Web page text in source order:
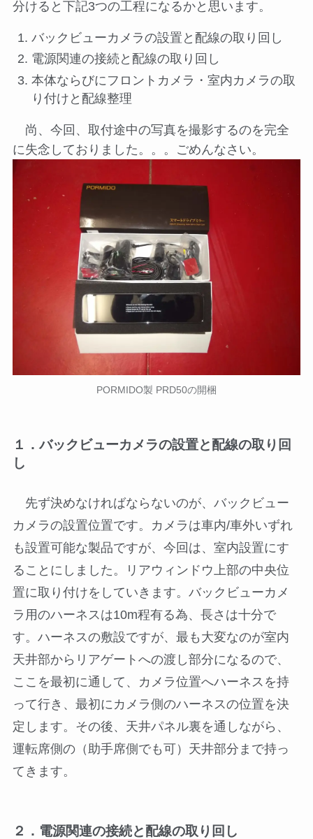
分けると下記3つの工程になるかと思います。
バックビューカメラの設置と配線の取り回し
電源関連の接続と配線の取り回し
本体ならびにフロントカメラ・室内カメラの取
り付けと配線整理
尚、今回、取付途中の写真を撮影するのを完全
に失念しておりました。。。ごめんなさい。
PORMIDO製 PRD50の開梱
１．バックビューカメラの設置と配線の取り回
し
先ず決めなければならないのが、バックビュー
カメラの設置位置です。カメラは車内/車外いずれ
も設置可能な製品ですが、今回は、室内設置にす
ることにしました。リアウィンドウ上部の中央位
置に取り付けをしていきます。バックビューカメ
ラ用のハーネスは10m程有る為、長さは十分で
す。ハーネスの敷設ですが、最も大変なのが室内
天井部からリアゲートへの渡し部分になるので、
ここを最初に通して、カメラ位置へハーネスを持
って行き、最初にカメラ側のハーネスの位置を決
定します。その後、天井パネル裏を通しながら、
運転席側の（助手席側でも可）天井部分まで持っ
てきます。
２．電源関連の接続と配線の取り回し